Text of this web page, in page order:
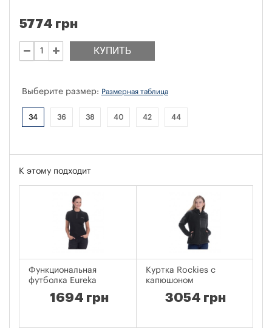
КУПИТЬ
5774 грн
Выберите размер: Размерная таблица
34 36 38 40 42 44
К этому подходит
Функциональная
футболка Eureka
1694 грн
Куртка Rockies с
капюшоном
3054 грн